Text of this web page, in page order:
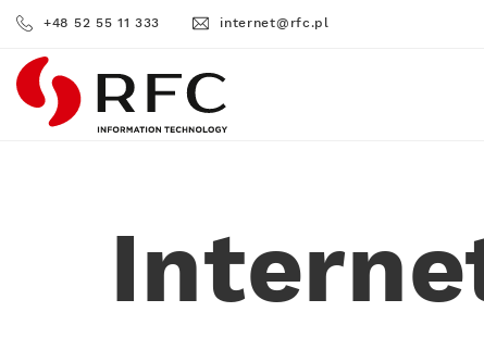
+48 52 55 11 333 internet@rfc.pl
RFC